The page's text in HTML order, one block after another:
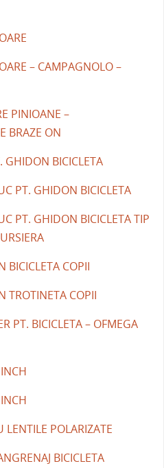
– CAMPAGNOLO –
PINIOANE –
BRAZE ON
GHIDON BICICLETA
PT. GHIDON BICICLETA
PT. GHIDON BICICLETA TIP
BICICLETA COPII
TROTINETA COPII
PT. BICICLETA – OFMEGA
LENTILE POLARIZATE
BICICLETA